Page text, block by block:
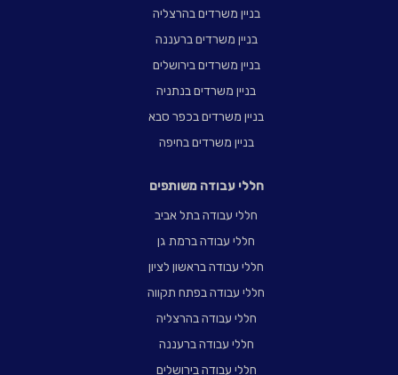
בניין משרדים בהרצליה
בניין משרדים ברעננה
בניין משרדים בירושלים
בניין משרדים בנתניה
בניין משרדים בכפר סבא
בניין משרדים בחיפה
חללי עבודה משותפים
חללי עבודה בתל אביב
חללי עבודה ברמת גן
חללי עבודה בראשון לציון
חללי עבודה בפתח תקווה
חללי עבודה בהרצליה
חללי עבודה ברעננה
חללי עבודה בירושלים